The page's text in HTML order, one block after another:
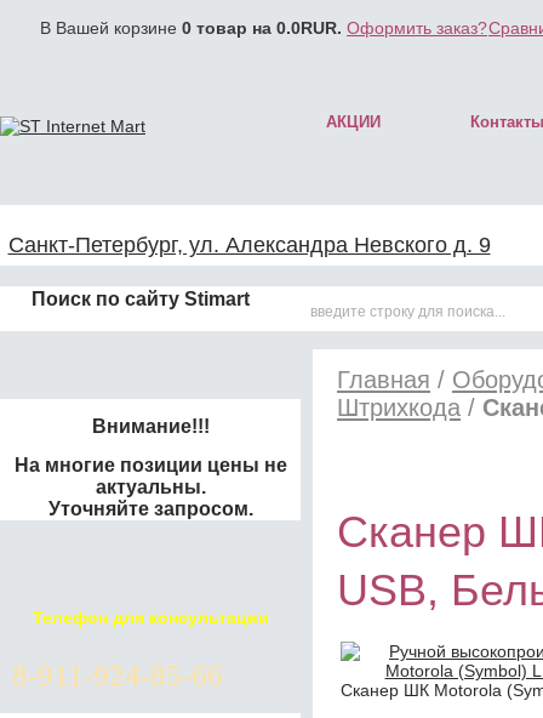
В Вашей корзине 0 товар на 0.0RUR. Оформить заказ?
АКЦИИ Контакты
Санкт-Петербург, ул. Александра Невского д. 9
Поиск по сайту Stimart
Внимание!!!
На многие позиции цены не
актуальны.
Уточняйте запросом.
Телефон для консультации
8-911-924-85-66
Главная /
Штрихкода /
Сканер
USB,
Сканер ШК Motorola